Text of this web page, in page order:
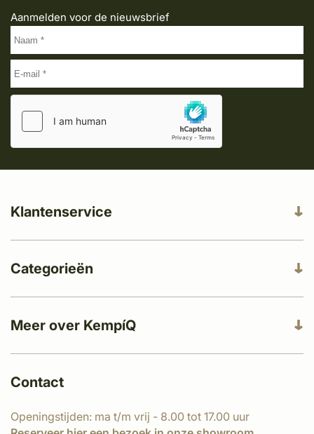
Aanmelden voor de nieuwsbrief
Meer over KempíQ
Klantenservice
Categorieën
Contact
Openingstijden: ma t/m vrij - 8.00 tot 17.00 uur